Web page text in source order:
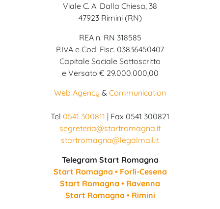
Viale C. A. Dalla Chiesa, 38
47923 Rimini (RN)
REA n. RN 318585
P.IVA e Cod. Fisc. 03836450407
Capitale Sociale Sottoscritto
e Versato € 29.000.000,00
Web Agency & Communication
Tel 0541 300811 | Fax 0541 300821
segreteria@startromagna.it
startromagna@legalmail.it
Telegram Start Romagna
Start Romagna • Forlì-Cesena
Start Romagna • Ravenna
Start Romagna • Rimini